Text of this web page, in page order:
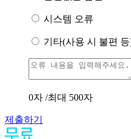
시스템 오류
기타(사용 시 불편
0자 /최대 500자
제출하기